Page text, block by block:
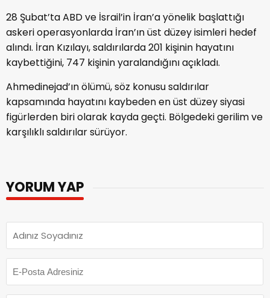
28 Şubat’ta ABD ve İsrail’in İran’a yönelik başlattığı
askeri operasyonlarda İran’ın üst düzey isimleri hedef
alındı. İran Kızılayı, saldırılarda 201 kişinin hayatını
kaybettiğini, 747 kişinin yaralandığını açıkladı.
Ahmedinejad’ın ölümü, söz konusu saldırılar
kapsamında hayatını kaybeden en üst düzey siyasi
figürlerden biri olarak kayda geçti. Bölgedeki gerilim ve
karşılıklı saldırılar sürüyor.
YORUM YAP